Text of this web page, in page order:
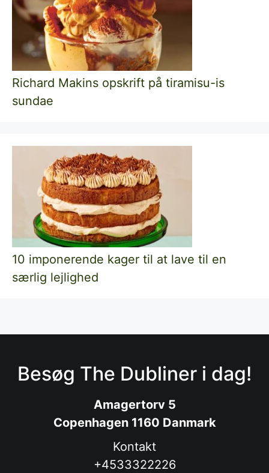
Richard Makins opskrift på tiramisu-is
sundae
10 imponerende kager til at lave til en
særlig lejlighed
Besøg The Dubliner i dag!
Amagertorv 5
Copenhagen 1160 Danmark
Kontakt
+4533322226